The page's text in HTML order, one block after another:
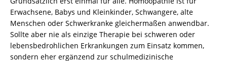
Erwachsene, Babys und Kleinkinder, Schwangere, alte
Menschen oder Schwerkranke gleichermaßen anwendbar.
Sollte aber nie als einzige Therapie bei schweren oder
lebensbedrohlichen Erkrankungen zum Einsatz kommen,
sondern eher ergänzend zur schulmedizinische